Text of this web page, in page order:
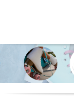
Panneau de gestion